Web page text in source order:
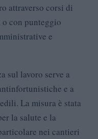
attraverso corsi di
o con punteggio
e
sul lavoro serve a
e a
La misura è stata
la salute e la
nei cantieri